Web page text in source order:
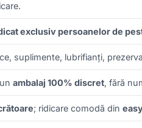
exclusiv persoanelor de
suplimente, lubrifianți,
ambalaj 100% discret, fără
; ridicare comodă din